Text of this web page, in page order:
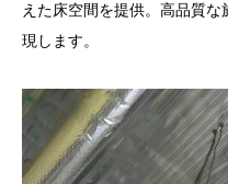
えた床空間を提供。高品質
現します。